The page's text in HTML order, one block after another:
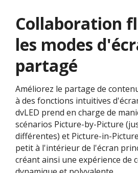
Collaboration
les modes
partagé
Améliorez le partage de
à des fonctions intuitives
dvLED prend en charge de
scénarios Picture-by-Picture
différentes) et Picture-in-
petit à l'intérieur de l'écran
créant ainsi une expérience de